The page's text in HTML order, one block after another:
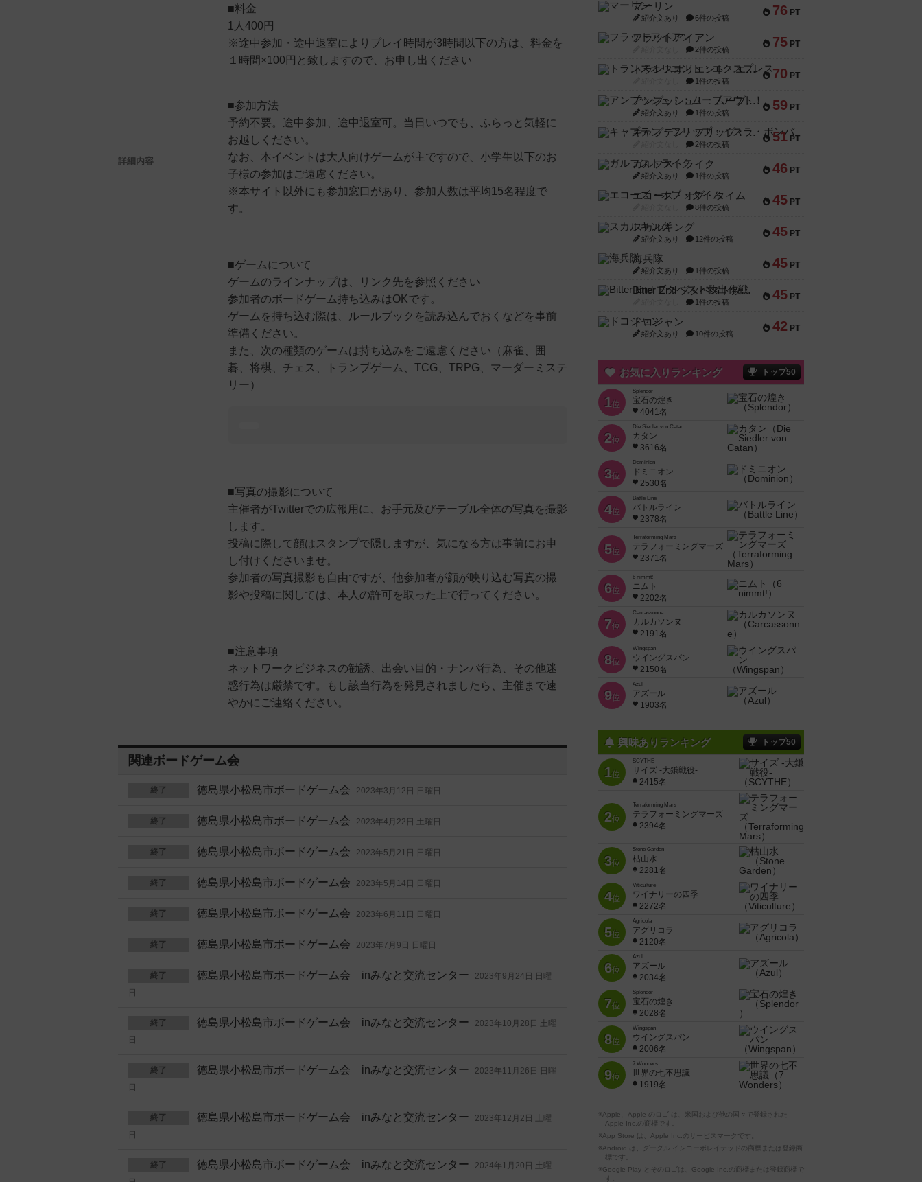
詳細内容
■料金
1人400円
※途中参加・途中退室によりプレイ時間が3時間以下の方は、料金を
１時間×100円と致しますので、お申し出ください
■参加方法
予約不要。途中参加、途中退室可。当日いつでも、ふらっと気軽に
お越しください。
なお、本イベントは大人向けゲームが主ですので、小学生以下のお
子様の参加はご遠慮ください。
※本サイト以外にも参加窓口があり、参加人数は平均15名程度で
す。
■ゲームについて
ゲームのラインナップは、リンク先を参照ください
参加者のボードゲーム持ち込みはOKです。
ゲームを持ち込む際は、ルールブックを読み込んでおくなどを事前
準備ください。
また、次の種類のゲームは持ち込みをご遠慮ください（麻雀、囲
碁、将棋、チェス、トランプゲーム、TCG、TRPG、マーダーミステ
リー）
■写真の撮影について
主催者がTwitterでの広報用に、お手元及びテーブル全体の写真を撮影
します。
投稿に際して顔はスタンプで隠しますが、気になる方は事前にお申
し付けくださいませ。
参加者の写真撮影も自由ですが、他参加者が顔が映り込む写真の撮
影や投稿に関しては、本人の許可を取った上で行ってください。
■注意事項
ネットワークビジネスの勧誘、出会い目的・ナンパ行為、その他迷
惑行為は厳禁です。もし該当行為を発見されましたら、主催まで速
やかにご連絡ください。
関連ボードゲーム会
終了 徳島県小松島市ボードゲーム会 2023年3月12日 日曜日
終了 徳島県小松島市ボードゲーム会 2023年4月22日 土曜日
終了 徳島県小松島市ボードゲーム会 2023年5月21日 日曜日
終了 徳島県小松島市ボードゲーム会 2023年5月14日 日曜日
終了 徳島県小松島市ボードゲーム会 2023年6月11日 日曜日
終了 徳島県小松島市ボードゲーム会 2023年7月9日 日曜日
終了 徳島県小松島市ボードゲーム会 inみなと交流センター
2023年9月24日 日曜
日
終了 徳島県小松島市ボードゲーム会 inみなと交流センター
2023年10月28日 土曜
日
終了 徳島県小松島市ボードゲーム会 inみなと交流センター
2023年11月26日 日曜
日
終了 徳島県小松島市ボードゲーム会 inみなと交流センター
2023年12月2日 土曜
日
終了 徳島県小松島市ボードゲーム会 inみなと交流センター
2024年1月20日 土曜
76 PT
マーリン
紹介文あり 6件の投稿
75 PT
フラットアイアン
2件の投稿
70 PT
トランスオリエント・エクスプレス
1件の投稿
59 PT
アンブッシュ！：ムーブアウト！
紹介文あり 1件の投稿
51 PT
キャプテン・フリップ：イスラ・ボンバ
2件の投稿
46 PT
ガルフストライク
紹介文あり 1件の投稿
45 PT
エコーズ・オブ・タイム
8件の投稿
45 PT
スカルキング
紹介文あり 12件の投稿
45 PT
海兵隊
紹介文あり 1件の投稿
45 PT
Bitter End ブタペスト救出作戦
1件の投稿
42 PT
ドコジャン
紹介文あり 10件の投稿
お気に入りランキング トップ50
1位
Splendor
宝石の煌き
4041名
2位
Die Siedler von Catan
カタン
3616名
3位
Dominion
ドミニオン
2530名
4位
Battle Line
バトルライン
2378名
5位
Terraforming Mars
テラフォーミングマーズ
2371名
6位
6 nimmt!
ニムト
2202名
7位
Carcassonne
カルカソンヌ
2191名
8位
Wingspan
ウイングスパン
2150名
9位
Azul
アズール
1903名
興味ありランキング トップ50
1位
SCYTHE
サイズ -大鎌戦役-
2415名
2位
Terraforming Mars
テラフォーミングマーズ
2394名
3位
Stone Garden
枯山水
2281名
4位
Viticulture
ワイナリーの四季
2272名
5位
Agricola
アグリコラ
2120名
6位
Azul
アズール
2034名
7位
Splendor
宝石の煌き
2028名
8位
Wingspan
ウイングスパン
2006名
9位
7 Wonders
世界の七不思議
1919名
※Apple、Apple のロゴ は、米国および他の国々で登録された
Apple Inc.の商標です。
※App Store は、Apple Inc.のサービスマークです。
※Android は、グーグル インコーポレイテッドの商標または登録商
標です。
※Google Play とそのロゴは、Google Inc.の商標または登録商標で
す。